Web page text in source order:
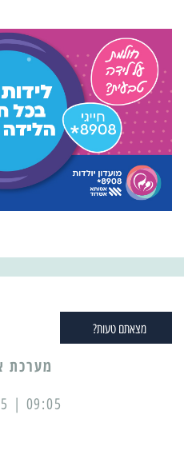
מצאתם טעות?
מערכת
09:05 | 27/03/2025